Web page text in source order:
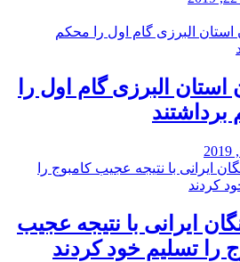
استان البرزی گام اول را
ایرانی با نتیجه عجیب
را تسلیم خود کردند